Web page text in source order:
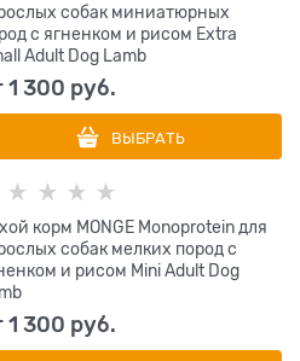
собак миниатюрных
с ягненком и рисом Extra
Adult Dog Lamb
1 300 руб.
ВЫБРАТЬ
корм MONGE Monoprotein для
собак мелких пород с
и рисом Mini Adult Dog
1 300 руб.